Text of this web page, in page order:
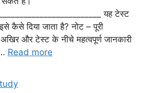
यह टेस्ट
कैसे दिया जाता है? नोट – पूरी
और टेस्ट के नीचे महत्वपूर्ण जानकारी
Read more